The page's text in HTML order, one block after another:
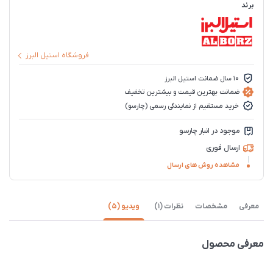
برند
فروشگاه استیل البرز
10 سال ضمانت استیل البرز
ضمانت بهترین قیمت و بیشترین تخفیف
خرید مستقیم از نمایندگی رسمی (چارسو)
موجود در انبار چارسو
ارسال فوری
مشاهده روش های ارسال
معرفی مشخصات نظرات (1) ویدیو (5)
معرفی محصول